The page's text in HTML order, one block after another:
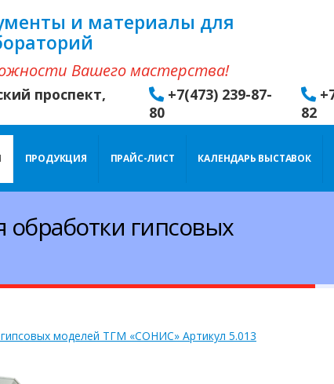
и материалы для
Вашего мастерства!
проспект,
+7(473) 239-87-
80
82
ПРОДУКЦИЯ ПРАЙС-ЛИСТ КАЛЕНДАРЬ ВЫСТАВОК
гипсовых
моделей ТГМ «СОНИС» Артикул 5.013